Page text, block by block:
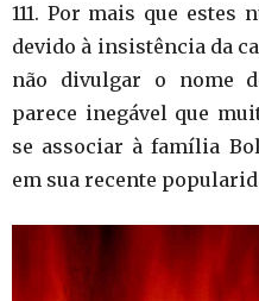
111. Por mais que estes
devido à insistência da
não divulgar o nome
parece inegável que
se associar à família
em sua recente